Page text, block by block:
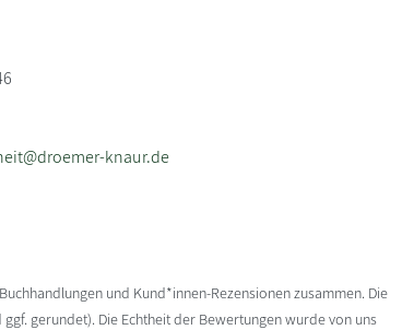
knaur.de
und Kund*innen-Rezensionen zusammen. Die
gerundet). Die Echtheit der Bewertungen wurde von uns